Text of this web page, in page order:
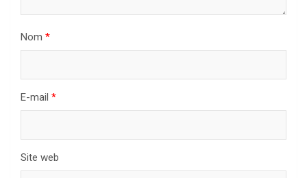
Nom *
E-mail *
Site web